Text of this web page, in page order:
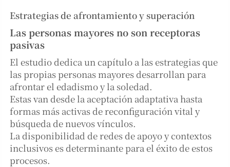
Estrategias de afrontamiento y superación
Las personas mayores no son receptoras
pasivas
El estudio dedica un capítulo a las estrategias que
las propias personas mayores desarrollan para
afrontar el edadismo y la soledad.
Estas van desde la aceptación adaptativa hasta
formas más activas de reconfiguración vital y
búsqueda de nuevos vínculos.
La disponibilidad de redes de apoyo y contextos
inclusivos es determinante para el éxito de estos
procesos.